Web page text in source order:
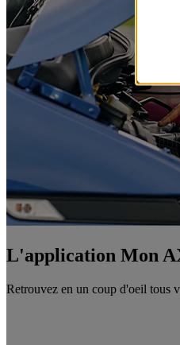
L'application Mon
Retrouvez en un coup d'oeil tous